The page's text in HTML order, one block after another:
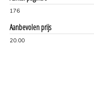
176
Aanbevolen prijs
20.00